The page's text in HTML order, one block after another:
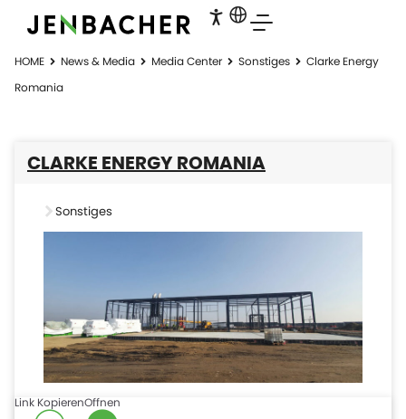
HOME News & Media Media Center Sonstiges
Clarke Energy
Romania
CLARKE ENERGY ROMANIA
Sonstiges
Link KopierenOffnen